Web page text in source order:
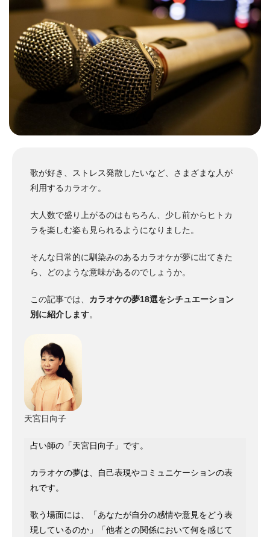
歌が好き、ストレス発散したいなど、さまざまな人が
利用するカラオケ。
大人数で盛り上がるのはもちろん、少し前からヒトカ
ラを楽しむ姿も見られるようになりました。
そんな日常的に馴染みのあるカラオケが夢に出てきた
ら、どのような意味があるのでしょうか。
この記事では、 カラオケの夢18選をシチュエーション
別に紹介します。
天宮日向子
占い師の「天宮日向子」です。
カラオケの夢は、自己表現やコミュニケーションの表
れです。
歌う場面には、「あなたが自分の感情や意見をどう表
現しているのか」「他者との関係において何を感じて